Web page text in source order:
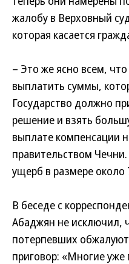
жалобу в Верховный
которая касается
– Это же ясно всем,
выплатить суммы,
Государство должно
решение и взять
выплате компенсации
правительством
ущерб в размере около
В беседе с
Абаджян не исключил,
потерпевших
приговор: «Многие